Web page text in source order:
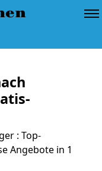
: Top-
Angebote in 1